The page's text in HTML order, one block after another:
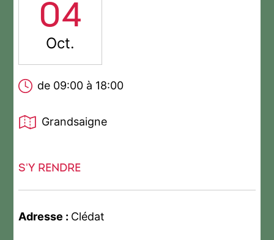
04
Oct.
de 09:00 à 18:00
Grandsaigne
S'Y RENDRE
Adresse : Clédat